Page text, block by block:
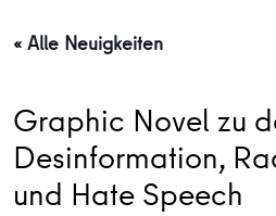
« Alle Neuigkeiten
Graphic Novel zu
Desinformation,
und Hate Speech